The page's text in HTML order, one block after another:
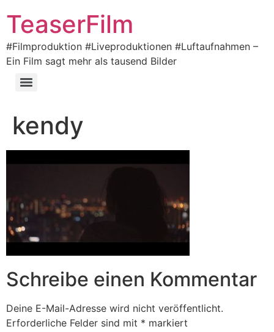
TeaserFilm
#Filmproduktion #Liveproduktionen #Luftaufnahmen –
Ein Film sagt mehr als tausend Bilder
kendy
Schreibe einen Kommentar
Deine E-Mail-Adresse wird nicht veröffentlicht.
Erforderliche Felder sind mit * markiert